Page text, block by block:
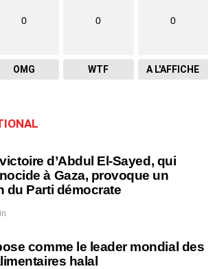
0
OMG
0
WTF
0
A L'AFFICHE
d’Abdul El-Sayed, qui
à Gaza, provoque un
du Parti démocrate
comme le leader mondial des
halal